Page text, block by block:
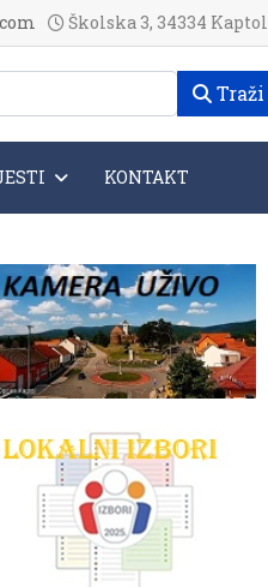
Školska 3, 34334 Kaptol
Traži
KONTAKT